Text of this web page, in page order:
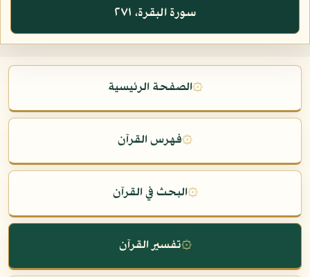
سورة البقرة، ٢٧١
۞الصفحة الرئيسية
۞فهرس القرآن
۞البحث في القرآن
۞تفسير القرآن